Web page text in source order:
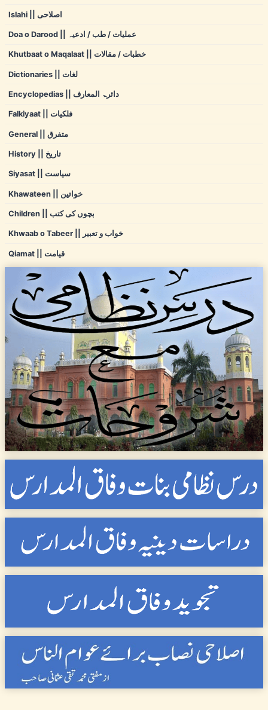
Islahi || اصلاحی
Doa o Darood || عملیات / طب / ادعیہ
Khutbaat o Maqalaat || خطبات / مقالات
Dictionaries || لغات
Encyclopedias || دائرۃ المعارف
Falkiyaat || فلکیات
General || متفرق
History || تاریخ
Siyasat || سیاست
Khawateen || خواتین
Children || بچوں کی کتب
Khwaab o Tabeer || خواب و تعبیر
Qiamat || قیامت